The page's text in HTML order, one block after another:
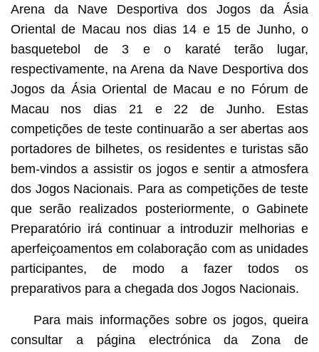
Arena da Nave Desportiva dos Jogos da Ásia
Oriental de Macau nos dias 14 e 15 de Junho, o
basquetebol de 3 e o karaté terão lugar,
respectivamente, na Arena da Nave Desportiva dos
Jogos da Ásia Oriental de Macau e no Fórum de
Macau nos dias 21 e 22 de Junho. Estas
competições de teste continuarão a ser abertas aos
portadores de bilhetes, os residentes e turistas são
bem-vindos a assistir os jogos e sentir a atmosfera
dos Jogos Nacionais. Para as competições de teste
que serão realizados posteriormente, o Gabinete
Preparatório irá continuar a introduzir melhorias e
aperfeiçoamentos em colaboração com as unidades
participantes, de modo a fazer todos os
preparativos para a chegada dos Jogos Nacionais.
Para mais informações sobre os jogos, queira
consultar a página electrónica da Zona de